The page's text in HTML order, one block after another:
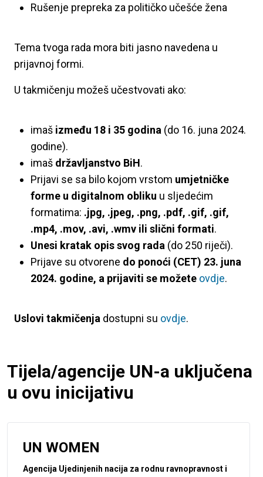
Rušenje prepreka za političko učešće žena
Tema tvoga rada mora biti jasno navedena u
prijavnoj formi.
U takmičenju možeš učestvovati ako:
imaš između 18 i 35 godina (do 16. juna 2024.
godine).
imaš državljanstvo BiH.
Prijavi se sa bilo kojom vrstom umjetničke
forme u digitalnom obliku u sljedećim
formatima: .jpg, .jpeg, .png, .pdf, .gif, .gif,
.mp4, .mov, .avi, .wmv ili slični formati.
Unesi kratak opis svog rada (do 250 riječi).
Prijave su otvorene do ponoći (CET) 23. juna
2024. godine, a prijaviti se možete ovdje.
Uslovi takmičenja dostupni su ovdje.
Tijela/agencije UN-a uključena
u ovu inicijativu
UN WOMEN
Agencija Ujedinjenih nacija za rodnu ravnopravnost i